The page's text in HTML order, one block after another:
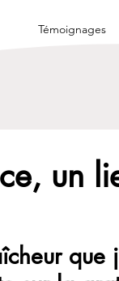
Témoignages
un
que